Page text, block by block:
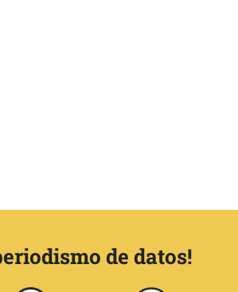
de datos!